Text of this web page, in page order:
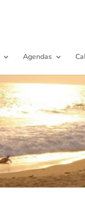
Agendas